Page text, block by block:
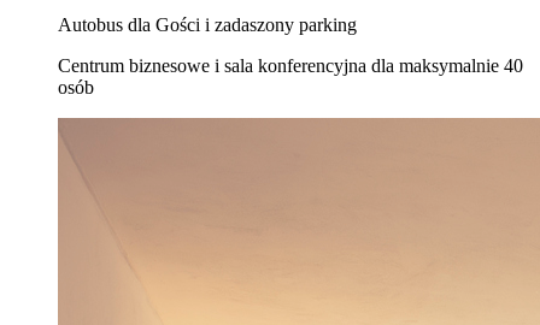
Autobus dla Gości i zadaszony parking
Centrum biznesowe i sala konferencyjna dla maksymalnie 40
osób